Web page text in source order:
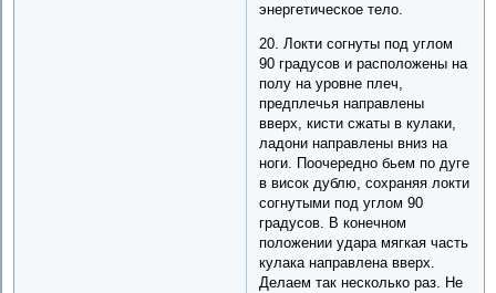
энергетическое тело.
20. Локти согнуты под углом
90 градусов и расположены на
полу на уровне плеч,
предплечья направлены
вверх, кисти сжаты в кулаки,
ладони направлены вниз на
ноги. Поочередно бьем по дуге
в висок дублю, сохраняя локти
согнутыми под углом 90
градусов. В конечном
положении удара мягкая часть
кулака направлена вверх.
Делаем так несколько раз. Не